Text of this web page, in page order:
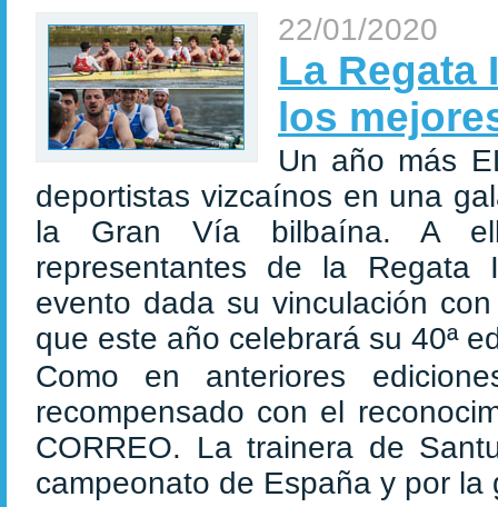
22/01/2020
La Regata
los
Un año más
deportistas vizcaínos en una
la Gran Vía bilbaína. A
representantes de la Regata
evento dada su vinculación
que este año celebrará su 40ª
Como en anteriores
recompensado con el
CORREO. La trainera de
campeonato de España y por